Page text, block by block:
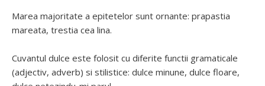
Marea majoritate a epitetelor sunt ornante: prapastia
mareata, trestia cea lina.
Cuvantul dulce este folosit cu diferite functii gramaticale
(adjectiv, adverb) si stilistice: dulce minune, dulce floare,